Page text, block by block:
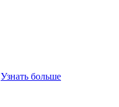
Узнать больше